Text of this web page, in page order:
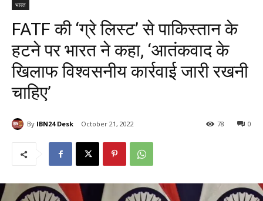
भारत
FATF की ‘ग्रे लिस्ट’ से पाकिस्तान के
हटने पर भारत ने कहा, ‘आतंकवाद के
खिलाफ विश्वसनीय कार्रवाई जारी रखनी
चाहिए’
By IBN24 Desk October 21, 2022 0
78